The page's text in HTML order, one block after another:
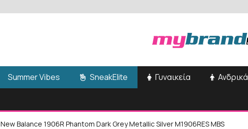
Summer Vibes SneakElite Γυναικεία Ανδρικά
New Balance 1906R Phantom Dark Grey Metallic Silver M1906RES MBS